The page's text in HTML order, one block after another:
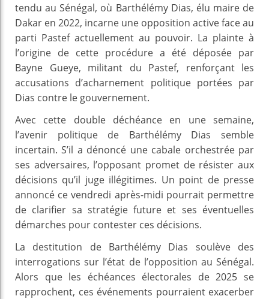
tendu au Sénégal, où Barthélémy Dias, élu maire de
Dakar en 2022, incarne une opposition active face au
parti Pastef actuellement au pouvoir. La plainte à
l’origine de cette procédure a été déposée par
Bayne Gueye, militant du Pastef, renforçant les
accusations d’acharnement politique portées par
Dias contre le gouvernement.
Avec cette double déchéance en une semaine,
l’avenir politique de Barthélémy Dias semble
incertain. S’il a dénoncé une cabale orchestrée par
ses adversaires, l’opposant promet de résister aux
décisions qu’il juge illégitimes. Un point de presse
annoncé ce vendredi après-midi pourrait permettre
de clarifier sa stratégie future et ses éventuelles
démarches pour contester ces décisions.
La destitution de Barthélémy Dias soulève des
interrogations sur l’état de l’opposition au Sénégal.
Alors que les échéances électorales de 2025 se
rapprochent, ces événements pourraient exacerber